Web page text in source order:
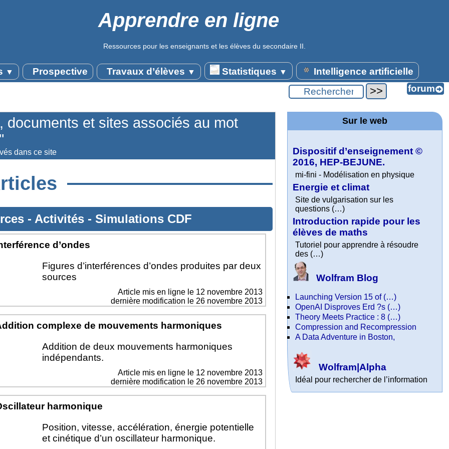
Apprendre en ligne
Ressources pour les enseignants et les élèves du secondaire II.
▼ Prospective Travaux d’élèves ▼ Statistiques ▼ Intelligence artificielle
documents et sites associés au mot
"
dans ce site
- Activités - Simulations CDF
d’ondes
Figures d’interférences d’ondes produites par deux
sources
Article mis en ligne le 12 novembre 2013
dernière modification le 26 novembre 2013
complexe de mouvements harmoniques
Addition de deux mouvements harmoniques
indépendants.
Article mis en ligne le 12 novembre 2013
dernière modification le 26 novembre 2013
harmonique
Position, vitesse, accélération, énergie potentielle
et cinétique d’un oscillateur harmonique.
Sur le web
Dispositif d’enseignement ©
2016, HEP-BEJUNE.
mi-fini - Modélisation en physique
Energie et climat
Site de vulgarisation sur les
questions (…)
Introduction rapide pour les
élèves de maths
Tutoriel pour apprendre à résoudre
des (…)
Wolfram Blog
Launching Version 15 of (…)
OpenAI Disproves Erd ?s (…)
Theory Meets Practice : 8 (…)
Compression and Recompression
A Data Adventure in Boston,
Wolfram|Alpha
Idéal pour rechercher de l’information